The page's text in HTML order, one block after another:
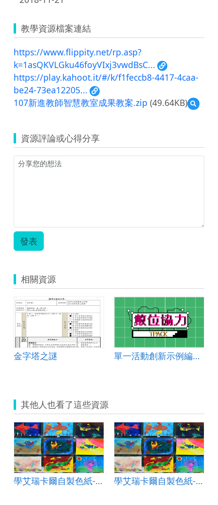
教學資源檔案連結
https://www.flippity.net/rp.asp?
k=1asQKVLGku46foyVIxj3vwdBsC...
https://play.kahoot.it/#/k/f1feccb8-4417-4caa-
be24-73ea12205...
107新進教師智慧教室成果教案.zip (49.64KB)
預
覽
教
師
資源評論或心得分享
發表
相關資源
金字塔之謎 單一活動創新示例編號：聽說讀寫 2024-006
其他人也看了這些資源
學艾瑞卡爾自製色紙-夢想中的寵物 學艾瑞卡爾自製色紙-夢想中的寵物